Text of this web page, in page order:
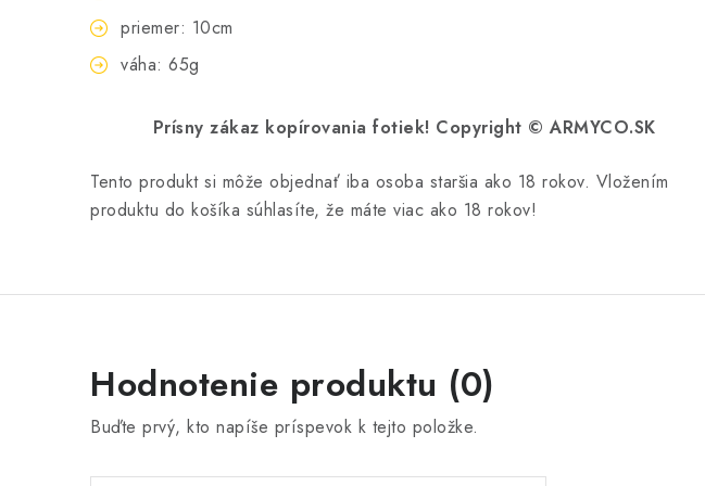
priemer: 10cm
váha: 65g
Prísny zákaz kopírovania fotiek! Copyright © ARMYCO.SK
Tento produkt si môže objednať iba osoba staršia ako 18 rokov. Vložením
produktu do košíka súhlasíte, že máte viac ako 18 rokov!
Hodnotenie produktu (0)
Buďte prvý, kto napíše príspevok k tejto položke.